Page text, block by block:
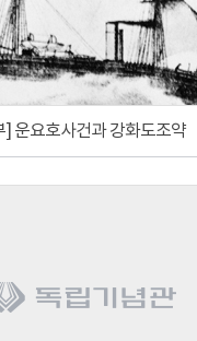
] 운요호사건과 강화도조약